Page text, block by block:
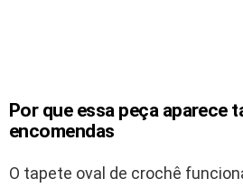
Por que essa peça aparece
encomendas
O tapete oval de crochê